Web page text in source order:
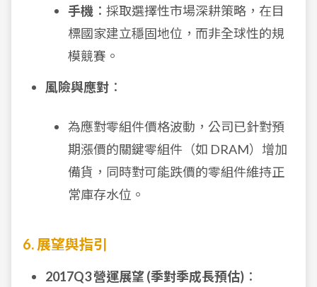
手機 ：採取選擇性市場深耕策略，在目
標國家建立穩固地位，而非全球性的規
模競賽。
風險與應對 ：
為應對零組件價格波動，公司已針對預
期漲價的關鍵零組件（如 DRAM）增加
備貨，同時對可能跌價的零組件維持正
常庫存水位。
6. 展望與指引
2017Q3 營運展望 (季對季成長預估) ：